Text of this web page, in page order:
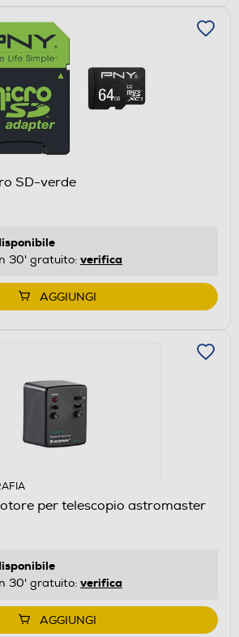
SD-verde
30' gratuito: verifica
AGGIUNGI
per telescopio astromaster
30' gratuito: verifica
AGGIUNGI